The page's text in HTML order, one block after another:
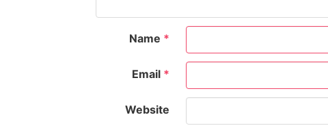
Name *
Email *
Website